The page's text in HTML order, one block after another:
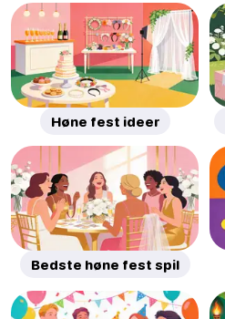
Høne fest ideer
Bedste høne fest spil